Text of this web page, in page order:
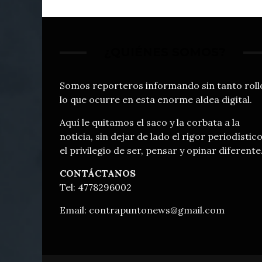
Somos reporteros informando sin tanto
lo que ocurre en esta enorme aldea digital.
Aquí le quitamos el saco y la corbata a la
noticia, sin dejar de lado el rigor
el privilegio de ser, pensar y opinar
CONTÁCTANOS
Tel: 4778296002
Email: contrapuntonews@gmail.com